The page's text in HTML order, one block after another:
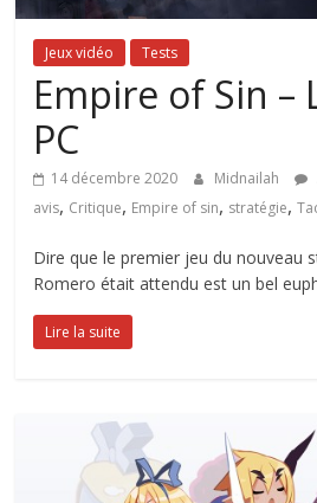
Jeux vidéo Tests
Empire of Sin –
PC
14 décembre 2020 Midnailah
avis, Critique, Empire of sin, stratégie,
Dire que le premier jeu du nouveau
Romero était attendu est un bel
Lire la suite